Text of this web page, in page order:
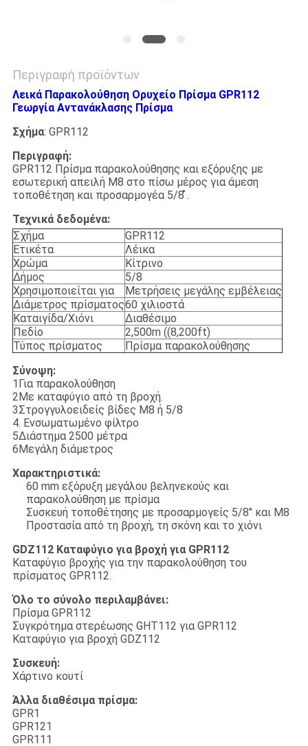
Περιγραφή προϊόντων
Λεικά Παρακολούθηση Ορυχείο Πρίσμα GPR112
Γεωργία Αντανάκλασης Πρίσμα
Σχήμα: GPR112
Περιγραφή:
GPR112 Πρίσμα παρακολούθησης και εξόρυξης με
εσωτερική απειλή M8 στο πίσω μέρος για άμεση
τοποθέτηση και προσαρμογέα 5/8 ̊.
Τεχνικά δεδομένα:
Σχήμα
GPR112
Ετικέτα
Λέικα
Χρώμα
Κίτρινο
Δήμος
5/8
Χρησιμοποιείται για
Μετρήσεις μεγάλης εμβέλειας
Διάμετρος πρίσματος60 χιλιοστά
Καταιγίδα/Χιόνι
Διαθέσιμο
Πεδίο
2,500m ((8,200ft)
Τύπος πρίσματος
Πρίσμα παρακολούθησης
Σύνοψη:
1Για παρακολούθηση
2Με καταφύγιο από τη βροχή.
3Στρογγυλοειδείς βίδες M8 ή 5/8
4. Ενσωματωμένο φίλτρο
5Διάστημα 2500 μέτρα
6Μεγάλη διάμετρος
Χαρακτηριστικά:
60 mm εξόρυξη μεγάλου βεληνεκούς και
παρακολούθηση με πρίσμα
Συσκευή τοποθέτησης με προσαρμογείς 5/8" και M8
Προστασία από τη βροχή, τη σκόνη και το χιόνι
GDZ112 Καταφύγιο για βροχή για GPR112
Καταφύγιο βροχής για την παρακολούθηση του
πρίσματος GPR112.
Όλο το σύνολο περιλαμβάνει:
Πρίσμα GPR112
Συγκρότημα στερέωσης GHT112 για GPR112
Καταφύγιο για βροχή GDZ112
Συσκευή:
Χάρτινο κουτί
Άλλα διαθέσιμα πρίσμα:
GPR1
GPR121
GPR111